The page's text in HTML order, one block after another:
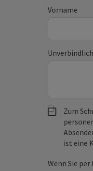
Vorname
Zum
ist eine
Wenn Sie